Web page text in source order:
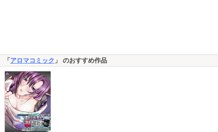
「 アロマコミック 」 のおすすめ作品